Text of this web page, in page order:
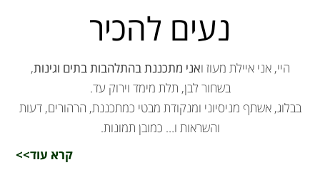
נעים להכיר
היי, אני איילת מעוז ואני מתכננת בהתלהבות בתים וגינות,
בשחור לבן, תלת מימד וירוק עד.
בבלוג, אשתף מניסיוני ומנקודת מבטי כמתכננת, הרהורים, דעות
והשראות ו… כמובן תמונות.
קרא עוד>>